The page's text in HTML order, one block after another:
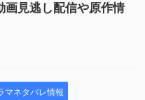
画見逃し配信や原作情
マネタバレ情報